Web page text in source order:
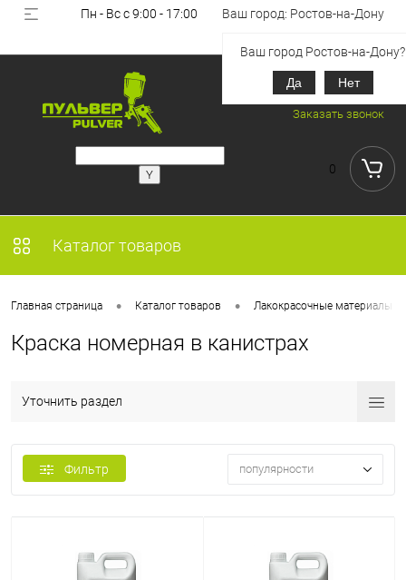
Пн - Вс с 9:00 - 17:00 Ваш город: Ростов-на-Дону
Ваш город Ростов-на-Дону?
Да Нет
+7 (918) 851-53-00
Заказать звонок
0
Каталог товаров
Главная страница • Каталог товаров • Лакокрасочные материалы
Краска номерная в канистрах
Уточнить раздел
Фильтр популярности